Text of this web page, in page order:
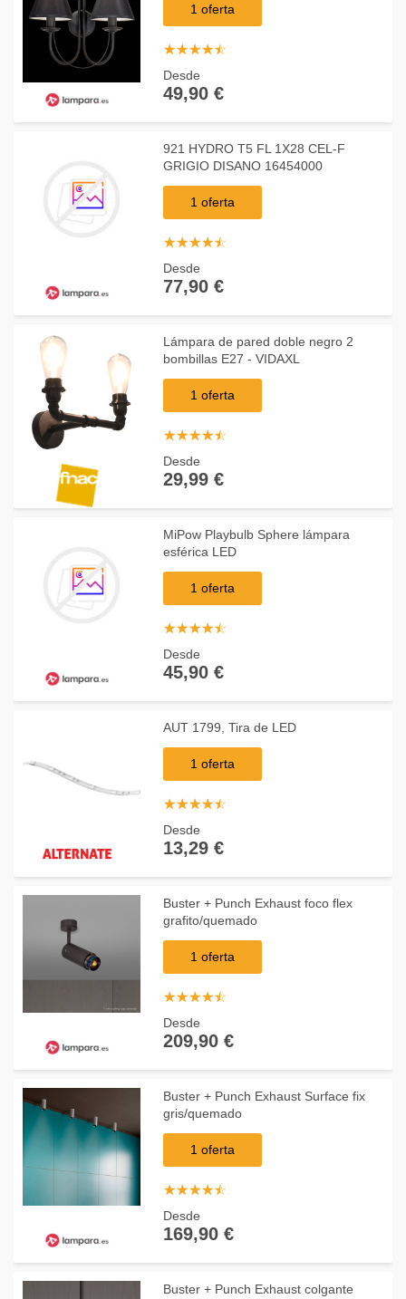
1 oferta
☆☆☆☆☆
★★★★★
Desde
49,90 €
921 HYDRO T5 FL 1X28 CEL-F
GRIGIO DISANO 16454000
1 oferta
☆☆☆☆☆
★★★★★
Desde
77,90 €
Lámpara de pared doble negro 2
bombillas E27 - VIDAXL
1 oferta
☆☆☆☆☆
★★★★★
Desde
29,99 €
MiPow Playbulb Sphere lámpara
esférica LED
1 oferta
☆☆☆☆☆
★★★★★
Desde
45,90 €
AUT 1799, Tira de LED
1 oferta
☆☆☆☆☆
★★★★★
Desde
13,29 €
Buster + Punch Exhaust foco flex
grafito/quemado
1 oferta
☆☆☆☆☆
★★★★★
Desde
209,90 €
Buster + Punch Exhaust Surface fix
gris/quemado
1 oferta
☆☆☆☆☆
★★★★★
Desde
169,90 €
Buster + Punch Exhaust colgante